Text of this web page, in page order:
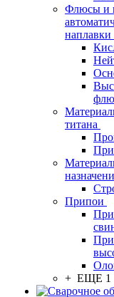
Флюсы и
наплавки
титана
Припои
+ ЕЩЕ 1